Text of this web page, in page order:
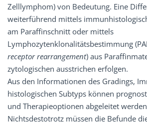
Zelllymphom) von Bedeutung. Eine
weiterführend mittels
am Paraffinschnitt oder mittels
Lymphozytenklonalitätsbestimmung
receptor rearrangement) aus
zytologischen ausstrichen erfolgen.
Aus den Informationen des Gradings,
histologischen Subtyps können
und Therapieoptionen abgeleitet
Nichtsdestotrotz müssen die Befunde